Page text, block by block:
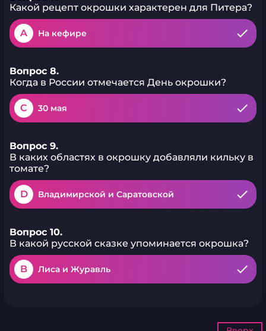
Какой рецепт окрошки характерен для Питера?
A На кефире
Вопрос 8.
Когда в России отмечается День окрошки?
C 30 мая
Вопрос 9.
В каких областях в окрошку добавляли кильку в
томате?
D Владимирской и Саратовской
Вопрос 10.
В какой русской сказке упоминается окрошка?
B Лиса и Журавль